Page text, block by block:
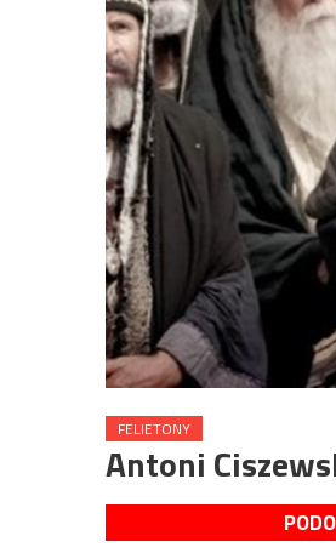
FELIETONY
Antoni